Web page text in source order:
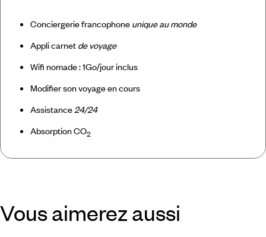
Conciergerie francophone unique au monde
Appli carnet de voyage
Wifi nomade : 1Go/jour inclus
Modifier son voyage en cours
Assistance 24/24
Absorption CO2
Vous aimerez aussi